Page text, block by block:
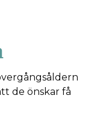
de önskar få